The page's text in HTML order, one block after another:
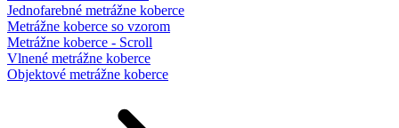
Jednofarebné metrážne koberce
Metrážne koberce so vzorom
Metrážne koberce - Scroll
Vlnené metrážne koberce
Objektové metrážne koberce